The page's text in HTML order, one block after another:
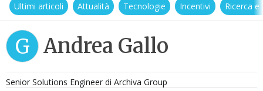
Ultimi articoli Attualità Tecnologie Incentivi Ricerca
G Andrea Gallo
Senior Solutions Engineer di Archiva Group